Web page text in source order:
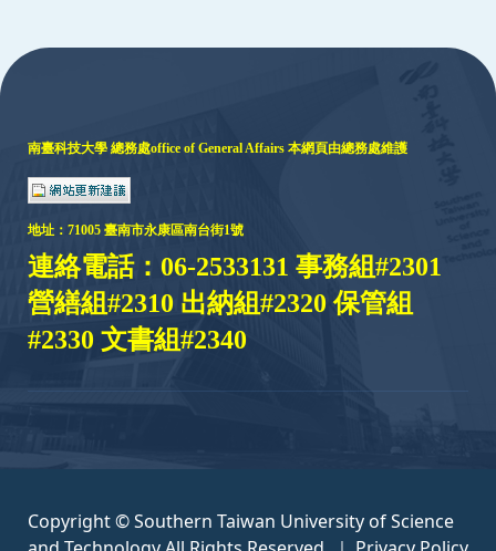
南臺科技大學 總務處office of General Affairs 本網頁由總務處維護
地址： 71005 臺南市永康區南台街1號
連絡電話：06-2533131 事務組#2301
營繕組#2310 出納組#2320 保管組
#2330 文書組#2340
Copyright © Southern Taiwan University of Science